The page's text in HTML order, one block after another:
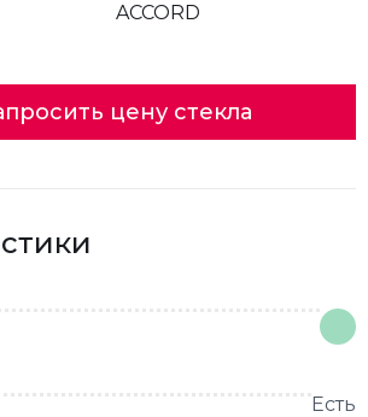
ACCORD
цену стекла
Есть